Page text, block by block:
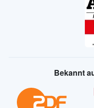
Bekannt